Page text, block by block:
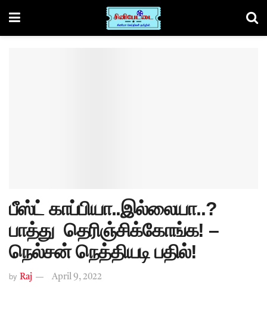
பீஸ்ட் காப்பியா..இல்லையா..?
பாத்து தெரிஞ்சிக்கோங்க! –
நெல்சன் நெத்தியடி பதில்!
by Raj April 9, 2022